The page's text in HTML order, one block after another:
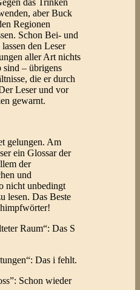
das Trinken
aber Buck
Regionen
Schon Bei- und
den Leser
aller Art nichts
sind – übrigens
die er durch
Leser und vor
gewarnt.
gelungen. Am
ein Glossar der
der
und
nicht unbedingt
lesen. Das Beste
Raum“: Das S
Das i fehlt.
Schon wieder